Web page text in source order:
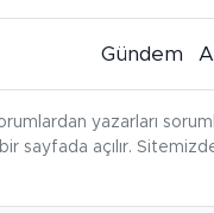
Gündem
yazarları
sayfada açılır.